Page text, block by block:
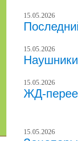
15.05.2026
15.05.2026
15.05.2026
ЖД-
15.05.2026